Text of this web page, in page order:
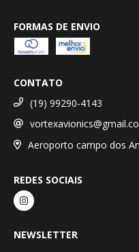
FORMAS DE ENVIO
CONTATO
(19) 99290-4143
Aeroporto campo dos
REDES SOCIAIS
NEWSLETTER